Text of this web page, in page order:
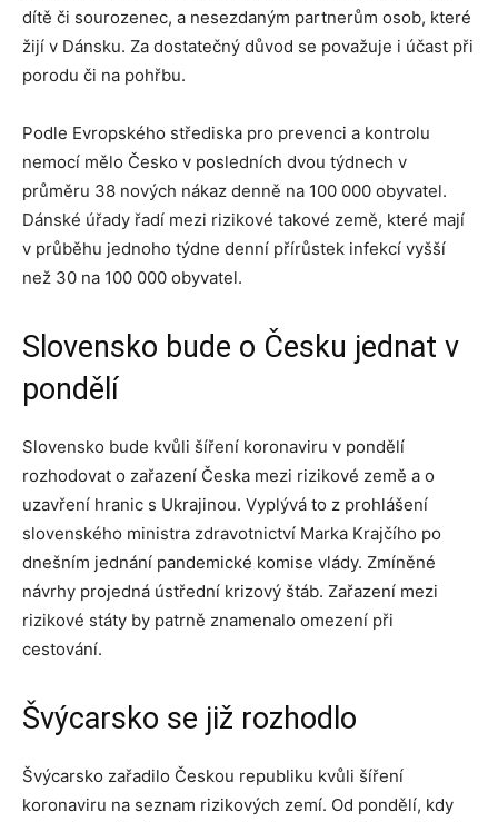
dítě či sourozenec, a nesezdaným partnerům osob, které
žijí v Dánsku. Za dostatečný důvod se považuje i účast při
porodu či na pohřbu.
Podle Evropského střediska pro prevenci a kontrolu
nemocí mělo Česko v posledních dvou týdnech v
průměru 38 nových nákaz denně na 100 000 obyvatel.
Dánské úřady řadí mezi rizikové takové země, které mají
v průběhu jednoho týdne denní přírůstek infekcí vyšší
než 30 na 100 000 obyvatel.
Slovensko bude o Česku jednat v
pondělí
Slovensko bude kvůli šíření koronaviru v pondělí
rozhodovat o zařazení Česka mezi rizikové země a o
uzavření hranic s Ukrajinou. Vyplývá to z prohlášení
slovenského ministra zdravotnictví Marka Krajčího po
dnešním jednání pandemické komise vlády. Zmíněné
návrhy projedná ústřední krizový štáb. Zařazení mezi
rizikové státy by patrně znamenalo omezení při
cestování.
Švýcarsko se již rozhodlo
Švýcarsko zařadilo Českou republiku kvůli šíření
koronaviru na seznam rizikových zemí. Od pondělí, kdy